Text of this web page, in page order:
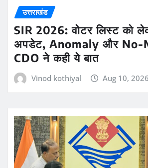
उत्तराखंड
SIR 2026: वोटर लिस्ट को
अपडेट, Anomaly और No-
CDO ने कही ये बात
Vinod kothiyal Aug 10, 2026